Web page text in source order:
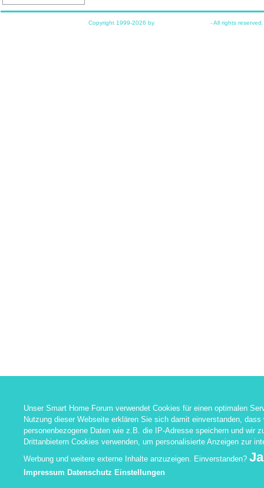
Tja, vorher alles lang und breit mit deren Chef besprochen
Copyright 1999-2026 by - All rights reserved.
Unser Smart Home Forum verwendet Cookies für einen optimalen
Nutzung dieser Webseite erklären Sie sich damit einverstanden, dass
personenbezogene Daten wie z.B. die IP-Adresse speichern und wir
Drittanbietern Cookies verwenden, um personalisierte Anzeigen zur
Werbung und weitere externe Inhalte anzuzeigen. Einverstanden? Ja
Impressum Datenschutz Einstellungen